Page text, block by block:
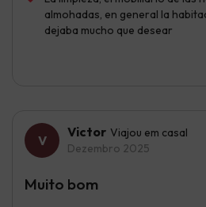
almohadas, en general la
dejaba mucho que desear
Victor Viajou em casal
Dezembro 2025
Muito bom